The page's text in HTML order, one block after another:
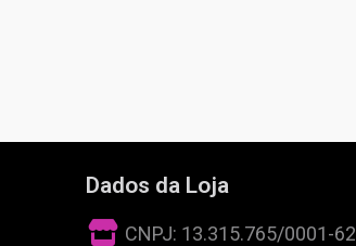
Dados da Loja
CNPJ: 13.315.765/0001-62